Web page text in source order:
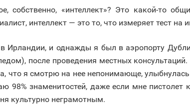
«интеллект»? Это какой-то
интеллект — это то, что измеряет тест на
и однажды я был в аэропорту
после проведения местных
что я смотрю на нее непонимающе,
98% знаменитостей, даже если мне пистолет
культурно неграмотным.